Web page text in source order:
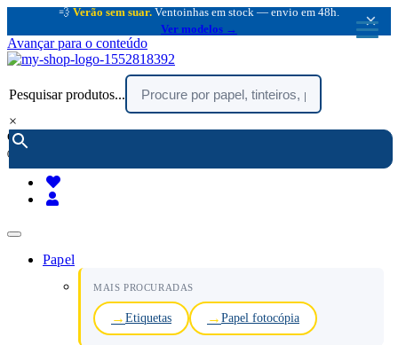
💨 Verão sem suar. Ventoinhas em stock — envio em 48h.
Ver modelos →
×
Avançar para o conteúdo
Pesquisar produtos...
×
encomendar por telefone :
(chamada rede fixa nacional)
Papel
MAIS PROCURADAS
Etiquetas Papel fotocópia